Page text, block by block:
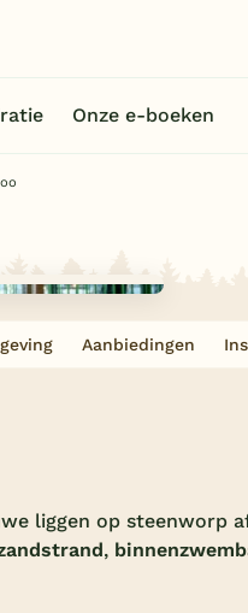
Onze e-boeken
Aanbiedingen
liggen op steenworp
,